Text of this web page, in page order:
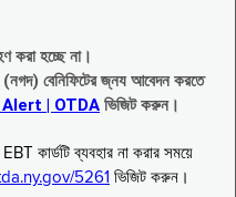
করা হচ্ছে না।
(নগদ) বেনিফিটের জ্নয আবেদন করতে
| OTDA ভিজিট করুন।
কার্ডটি ব্যবহার না করার সময়ে
5261 ভিজিট করুন।